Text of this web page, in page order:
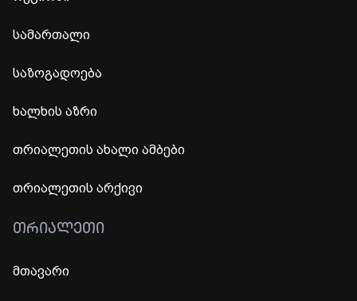
სამართალი
საზოგადოება
ხალხის აზრი
თრიალეთის ახალი ამბები
თრიალეთის არქივი
ᲗᲠᲘᲐᲚᲔᲗᲘ
მთავარი